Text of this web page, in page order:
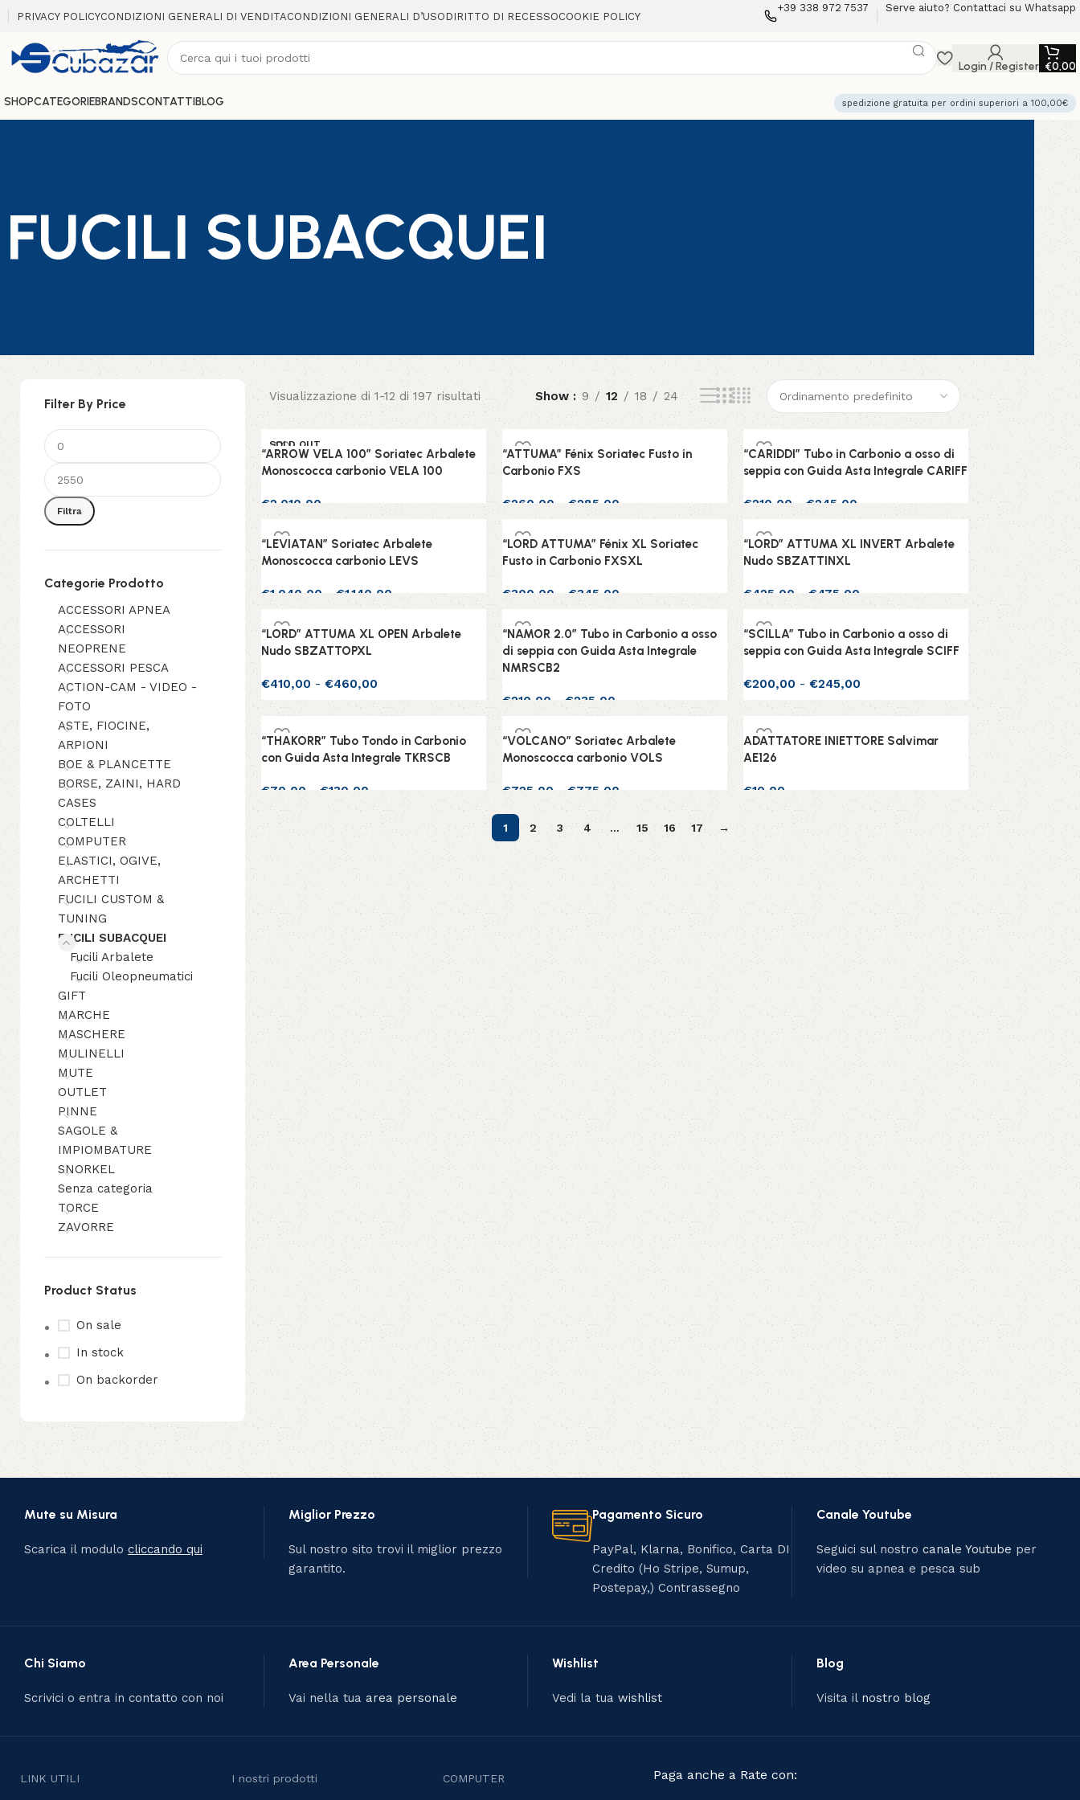
PRIVACY POLICYCONDIZIONI GENERALI DI VENDITACONDIZIONI GENERALI D’USO DIRITTO DI RECESSOCOOKIE POLICY
+39 338 972 7537 Serve aiuto? Contattaci su Whatsapp
Login / Register €0,00
SHOPCATEGORIEBRANDSCONTATTIBLOG spedizione gratuita per ordini superiori a 100,00€
FUCILI SUBACQUEI
Filter By Price
Filtra
Categorie Prodotto
ACCESSORI APNEA
ACCESSORI
NEOPRENE
ACCESSORI PESCA
ACTION-CAM - VIDEO -
FOTO
ASTE, FIOCINE,
ARPIONI
BOE & PLANCETTE
BORSE, ZAINI, HARD
CASES
COLTELLI
COMPUTER
ELASTICI, OGIVE,
ARCHETTI
FUCILI CUSTOM &
TUNING
FUCILI SUBACQUEI
Fucili Arbalete
Fucili Oleopneumatici
GIFT
MARCHE
MASCHERE
MULINELLI
MUTE
OUTLET
PINNE
SAGOLE &
IMPIOMBATURE
SNORKEL
Senza categoria
TORCE
ZAVORRE
Product Status
On sale
In stock
On backorder
Visualizzazione di 1-12 di 197 risultati Show 9 12 18 24
SOLD OUT
“ARROW VELA 100” Soriatec Arbalete
Monoscocca carbonio VELA 100
€2.010,00
“ATTUMA” Fénix Soriatec Fusto in
Carbonio FXS
€260,00 €285,00
“CARIDDI” Tubo in Carbonio a osso di
seppia con Guida Asta Integrale CARIFF
€210,00 - €245,00
“LEVIATAN” Soriatec Arbalete
Monoscocca carbonio LEVS
€1.040,00 - €1.140,00
“LORD ATTUMA” Fénix XL Soriatec
Fusto in Carbonio FXSXL
€300,00 - €345,00
“LORD” ATTUMA XL INVERT Arbalete
Nudo SBZATTINXL
€425,00 - €475,00
“LORD” ATTUMA XL OPEN Arbalete
Nudo SBZATTOPXL
€410,00 - €460,00
Scegli
“NAMOR 2.0” Tubo in Carbonio a osso
di seppia con Guida Asta Integrale
NMRSCB2
€210,00 €235,00
“SCILLA” Tubo in Carbonio a osso di
seppia con Guida Asta Integrale SCIFF
€200,00 - €245,00
Scegli
“THAKORR” Tubo Tondo in Carbonio
con Guida Asta Integrale TKRSCB
€70,00 - €130,00
Scegli
“VOLCANO” Soriatec Arbalete
Monoscocca carbonio VOLS
€725,00 - €775,00
Scegli
ADATTATORE INIETTORE Salvimar
AE126
€10,00
Scegli
1 2 3 4 … 15 16 17 →
Mute su Misura
Scarica il modulocliccando qui
Miglior Prezzo
Sul nostro sito trovi il miglior prezzo
garantito.
Pagamento Sicuro
PayPal, Klarna, Bonifico, Carta DI
Credito (Ho Stripe, Sumup,
Postepay,) Contrassegno
Canale Youtube
Seguici sul nostro canale Youtube per
video su apnea e pesca sub
Chi Siamo
Scrivici o entra in contatto con noi
Area Personale
Vai nella tua area personale
Wishlist
Vedi la tuawishlist
Blog
Visita il nostro blog
LINK UTILI I nostri prodotti COMPUTER Paga anche a Rate con: